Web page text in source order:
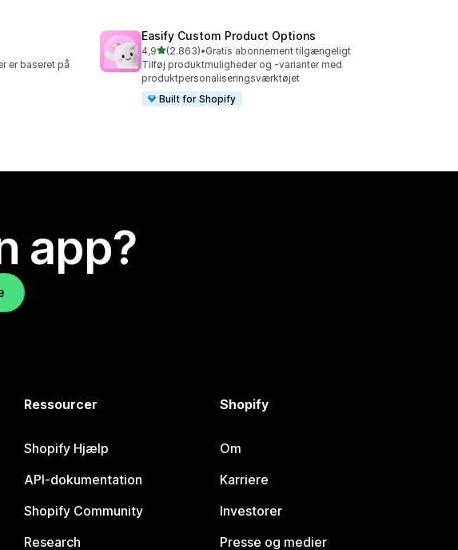
er baseret på
Easify Custom Product Options
4,9ud af 5 stjerner
(2.863)
2863 anmeldelser i alt
•Gratis abonnement tilgængeligt
Tilføj produktmuligheder og -varianter med
produktpersonaliseringsværktøjet
Built for Shopify
app?
Ressourcer
Shopify Hjælp
API-dokumentation
Shopify Community
Research
Shopify
Om
Karriere
Investorer
Presse og medier